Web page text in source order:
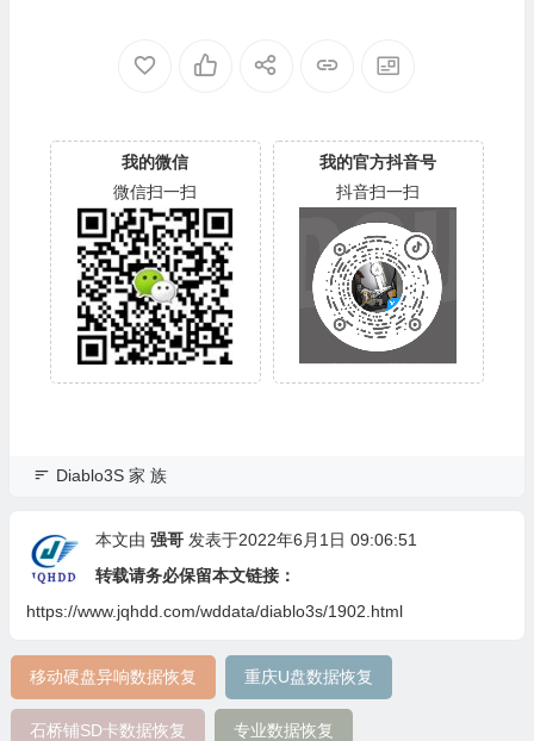
700
我的微信
微信扫一扫
我的官方抖音号
抖音扫一扫
Diablo3S 家 族
本文由 强哥 发表于2022年6月1日 09:06:51
转载请务必保留本文链接：
https://www.jqhdd.com/wddata/diablo3s/1902.html
移动硬盘异响数据恢复 重庆U盘数据恢复
石桥铺SD卡数据恢复 专业数据恢复